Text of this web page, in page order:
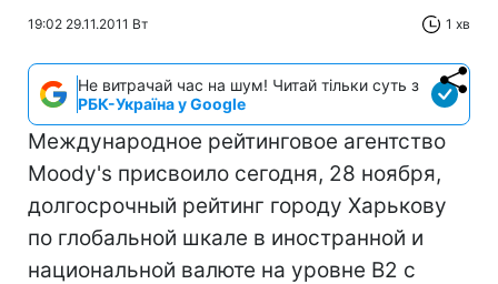
19:02 29.11.2011 Вт 1 хв
Не витрачай час на шум! Читай тільки суть з
РБК-Україна у Google
Международное рейтинговое агентство
Moody's присвоило сегодня, 28 ноября,
долгосрочный рейтинг городу Харькову
по глобальной шкале в иностранной и
национальной валюте на уровне B2 с